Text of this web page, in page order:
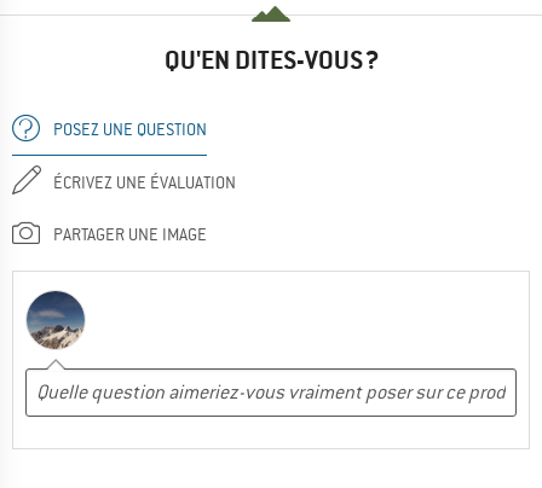
QU'EN DITES-VOUS ?
POSEZ UNE QUESTION
ÉCRIVEZ UNE ÉVALUATION
PARTAGER UNE IMAGE